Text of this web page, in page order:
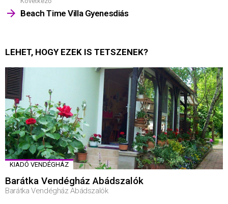
Beach Time Villa Gyenesdiás
LEHET, HOGY EZEK IS TETSZENEK?
KIADÓ VENDÉGHÁZ
Barátka Vendégház Abádszalók
Barátka Vendégház Abádszalók